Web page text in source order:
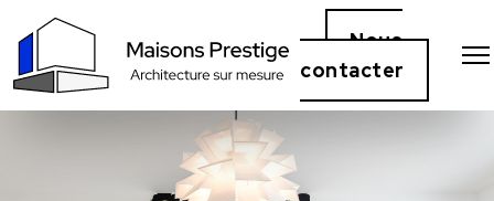
Nous
contacter